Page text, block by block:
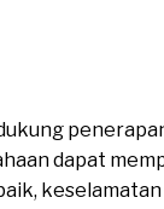
dapat